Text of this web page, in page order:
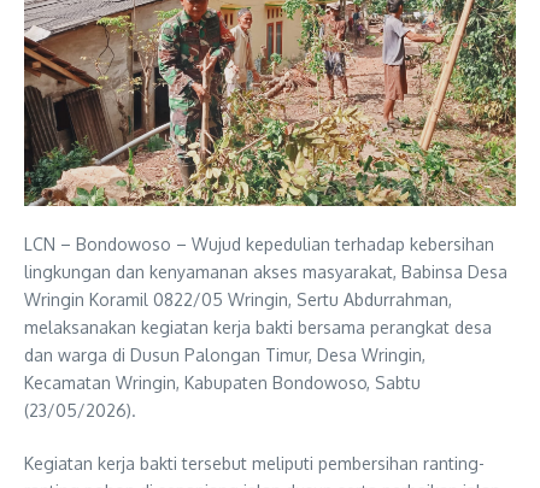
LCN – Bondowoso – Wujud kepedulian terhadap kebersihan
lingkungan dan kenyamanan akses masyarakat, Babinsa Desa
Wringin Koramil 0822/05 Wringin, Sertu Abdurrahman,
melaksanakan kegiatan kerja bakti bersama perangkat desa
dan warga di Dusun Palongan Timur, Desa Wringin,
Kecamatan Wringin, Kabupaten Bondowoso, Sabtu
(23/05/2026).
Kegiatan kerja bakti tersebut meliputi pembersihan ranting-